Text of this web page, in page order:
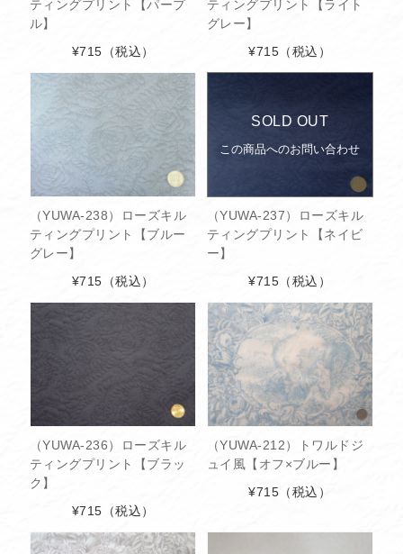
ティングプリント【パープ
ル】
¥715 （税込）
ティングプリント【ライト
グレー】
¥715 （税込）
（YUWA-238）ローズキル
ティングプリント【ブルー
グレー】
¥715 （税込）
SOLD OUT
この商品へのお問い合わせ
（YUWA-237）ローズキル
ティングプリント【ネイビ
ー】
¥715 （税込）
（YUWA-236）ローズキル
ティングプリント【ブラッ
ク】
¥715 （税込）
（YUWA-212）トワルドジ
ュイ風【オフ×ブルー】
¥715 （税込）